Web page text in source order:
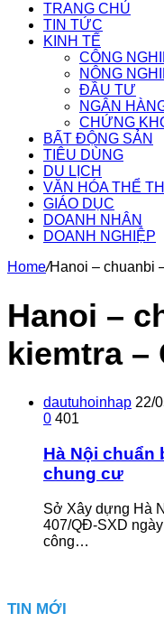
TRANG CHỦ
TIN TỨC
KINH TẾ
CÔNG
NÔNG
ĐẦU TƯ
NGÂN
CHỨNG
BẤT ĐỘNG SẢN
TIÊU DÙNG
DU LỊCH
VĂN HÓA THỂ
GIÁO DỤC
DOANH NHÂN
DOANH NGHIỆP
Home/Hanoi – chuanbi
Hanoi –
kiemtra –
dautuhoinhap 22/
0 401
Hà Nội chuẩn
chung cư
Sở Xây dựng Hà
407/QĐ-SXD
công…
TIN MỚI